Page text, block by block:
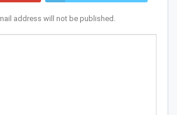
address will not be published.